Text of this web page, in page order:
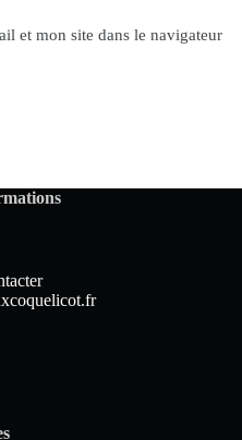
et mon site dans le navigateur